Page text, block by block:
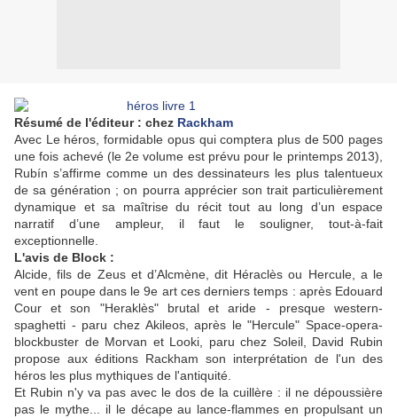
Résumé de l'éditeur : chez Rackham
Avec Le héros, formidable opus qui comptera plus de 500 pages
une fois achevé (le 2e volume est prévu pour le printemps 2013),
Rubín s’affirme comme un des dessinateurs les plus talentueux
de sa génération ; on pourra apprécier son trait particulièrement
dynamique et sa maîtrise du récit tout au long d’un espace
narratif d’une ampleur, il faut le souligner, tout-à-fait
exceptionnelle.
L'avis de Block :
Alcide, fils de Zeus et d’Alcmène, dit Héraclès ou Hercule, a le
vent en poupe dans le 9e art ces derniers temps : après Edouard
Cour et son "Heraklès" brutal et aride - presque western-
spaghetti - paru chez Akileos, après le "Hercule" Space-opera-
blockbuster de Morvan et Looki, paru chez Soleil, David Rubin
propose aux éditions Rackham son interprétation de l'un des
héros les plus mythiques de l'antiquité.
Et Rubin n'y va pas avec le dos de la cuillère : il ne dépoussière
pas le mythe... il le décape au lance-flammes en propulsant un